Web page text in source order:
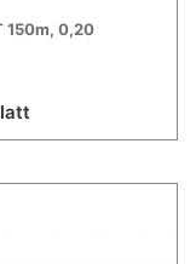
150m, 0,20